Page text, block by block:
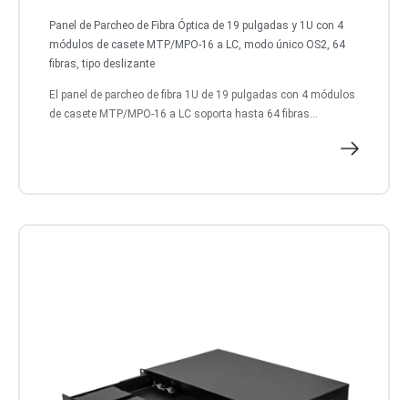
Panel de Parcheo de Fibra Óptica de 19 pulgadas y 1U con 4
módulos de casete MTP/MPO-16 a LC, modo único OS2, 64
fibras, tipo deslizante
El panel de parcheo de fibra 1U de 19 pulgadas con 4 módulos
de casete MTP/MPO-16 a LC soporta hasta 64 fibras...